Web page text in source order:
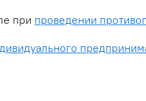
при проведении